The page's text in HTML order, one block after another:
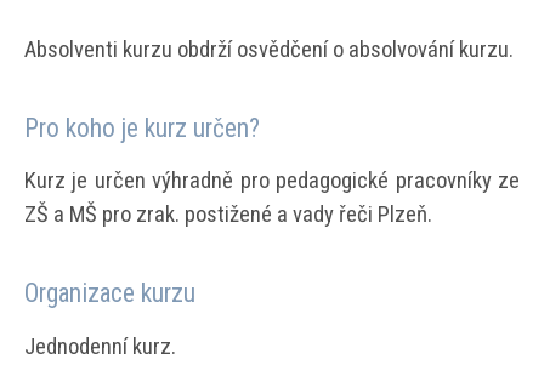
Absolventi kurzu obdrží osvědčení o absolvování kurzu.
Pro koho je kurz určen?
Kurz je určen výhradně pro pedagogické pracovníky ze
ZŠ a MŠ pro zrak. postižené a vady řeči Plzeň.
Organizace kurzu
Jednodenní kurz.